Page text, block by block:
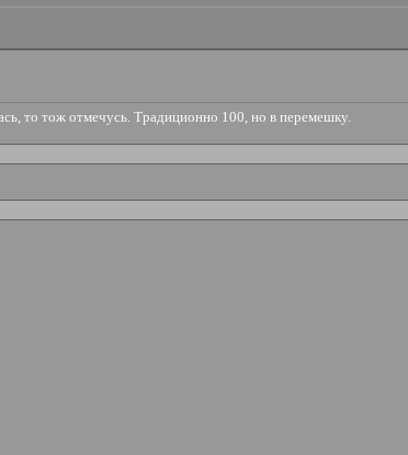
то тож отмечусь. Традиционно 100, но в перемешку.